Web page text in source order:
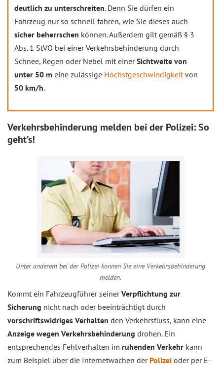
deutlich zu unterschreiten. Denn Sie dürfen ein
Fahrzeug nur so schnell fahren, wie Sie dieses auch
sicher beherrschen können. Außerdem gilt gemäß § 3
Abs. 1 StVO bei einer Verkehrsbehinderung durch
Schnee, Regen oder Nebel mit einerSichtweite von
unter 50 m eine zulässige Höchstgeschwindigkeitvon
50 km/h.
Verkehrsbehinderung melden bei der Polizei: So
geht’s!
Unter anderem bei der Polizei können Sie eine Verkehrsbehinderung
melden.
Kommt ein Fahrzeugführer seinerVerpflichtung zur
Sicherung nicht nach oder beeinträchtigt durch
vorschriftswidriges Verhalten den Verkehrsfluss, kann eine
Anzeige wegen Verkehrsbehinderung drohen. Ein
entsprechendes Fehlverhalten im ruhenden Verkehr kann
zum Beispiel über die Internetwachen der Polizei oder per E-